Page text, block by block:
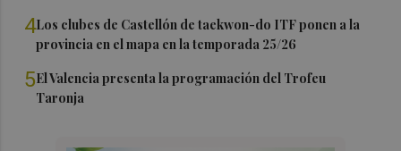
4Los clubes de Castellón de taekwon-do ITF ponen a la
provincia en el mapa en la temporada 25/26
5El Valencia presenta la programación del Trofeu
Taronja